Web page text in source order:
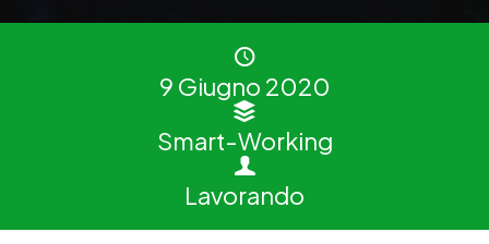
9 Giugno 2020
Smart-Working
Lavorando